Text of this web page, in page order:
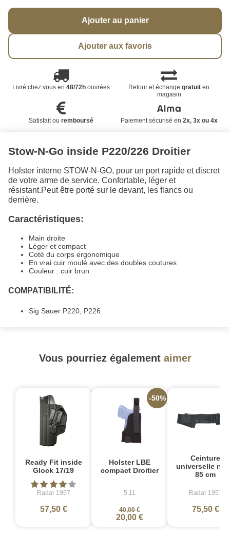
Ajouter au panier
Ajouter aux favoris
Livré chez vous en 48/72houvrées Retour et échangegratuit en
magasin
Satisfait ou remboursé Paiement sécurisé en 2x, 3x ou 4x
Stow-N-Go inside P220/226 Droitier
Holster interne STOW-N-GO, pour un port rapide et discret
de votre arme de service. Confortable, léger et
résistant.Peut être porté sur le devant, les flancs ou
derrière.
Caractéristiques:
Main droite
Léger et compact
Coté du corps ergonomique
En vrai cuir moulé avec des doubles coutures
Couleur : cuir brun
COMPATIBILITÉ:
Sig Sauer P220, P226
Vous pourriez également aimer
Ready Fit inside
Glock 17/19
Radar 1957
57,50 €
Holster LBE
compact Droitier
5.11
40,00 €
20,00 €
-50%
Ceinture
universelle
85 cm
Radar 1957
75,50 €